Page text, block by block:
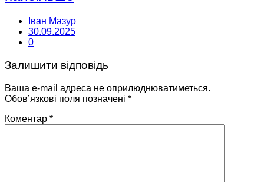
Іван Мазур
30.09.2025
0
Залишити відповідь
Ваша e-mail адреса не оприлюднюватиметься.
Обов’язкові поля позначені *
Коментар *